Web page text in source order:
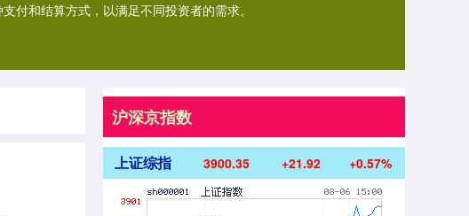
付和结算方式，以满足不同投资者的需求。
沪深京指数
上证综指 3900.35 +21.92 +0.57%